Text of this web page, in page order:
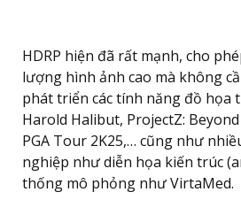
HDRP hiện đã rất mạnh, cho
lượng hình ảnh cao mà không
phát triển các tính năng đồ
Harold Halibut, ProjectZ:
PGA Tour 2K25,… cũng như
nghiệp như diễn họa kiến trúc
thống mô phỏng như VirtaMed.